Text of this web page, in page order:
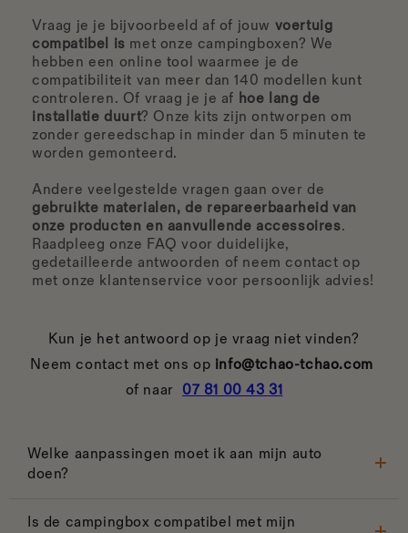
Vraag je je bijvoorbeeld af of jouw voertuig
compatibel is met onze campingboxen? We
hebben een online tool waarmee je de
compatibiliteit van meer dan 140 modellen kunt
controleren. Of vraag je je af hoe lang de
installatie duurt? Onze kits zijn ontworpen om
zonder gereedschap in minder dan 5 minuten te
worden gemonteerd.
Andere veelgestelde vragen gaan over de
gebruikte materialen, de repareerbaarheid van
onze producten en aanvullende accessoires.
Raadpleeg onze FAQ voor duidelijke,
gedetailleerde antwoorden of neem contact op
met onze klantenservice voor persoonlijk advies!
Kun je het antwoord op je vraag niet vinden?
Neem contact met ons op info@tchao-tchao.com
of naar 07 81 00 43 31
Welke aanpassingen moet ik aan mijn auto
doen?
Is de campingbox compatibel met mijn